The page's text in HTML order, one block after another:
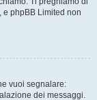
e phpBB Limited non
vuoi segnalare:
dei messaggi.